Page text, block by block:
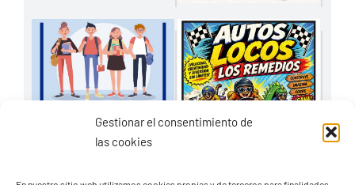
Gestionar el consentimiento de
las cookies